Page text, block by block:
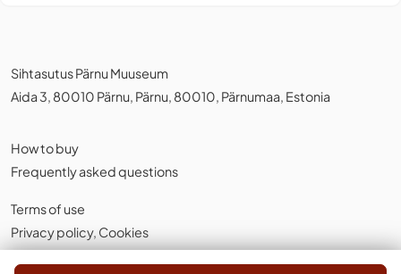
Sihtasutus Pärnu Muuseum
Aida 3, 80010 Pärnu, Pärnu, 80010, Pärnumaa, Estonia
How to buy
Frequently asked questions
Terms of use
Privacy policy, Cookies